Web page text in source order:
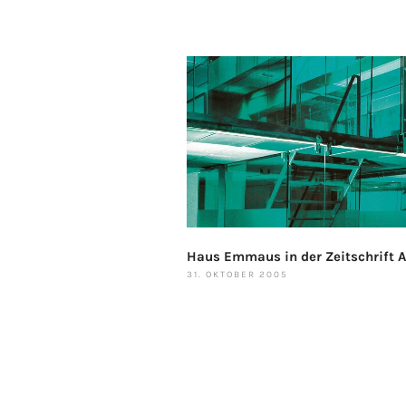
Haus Emmaus in der Zeitschrift
31. OKTOBER 2005